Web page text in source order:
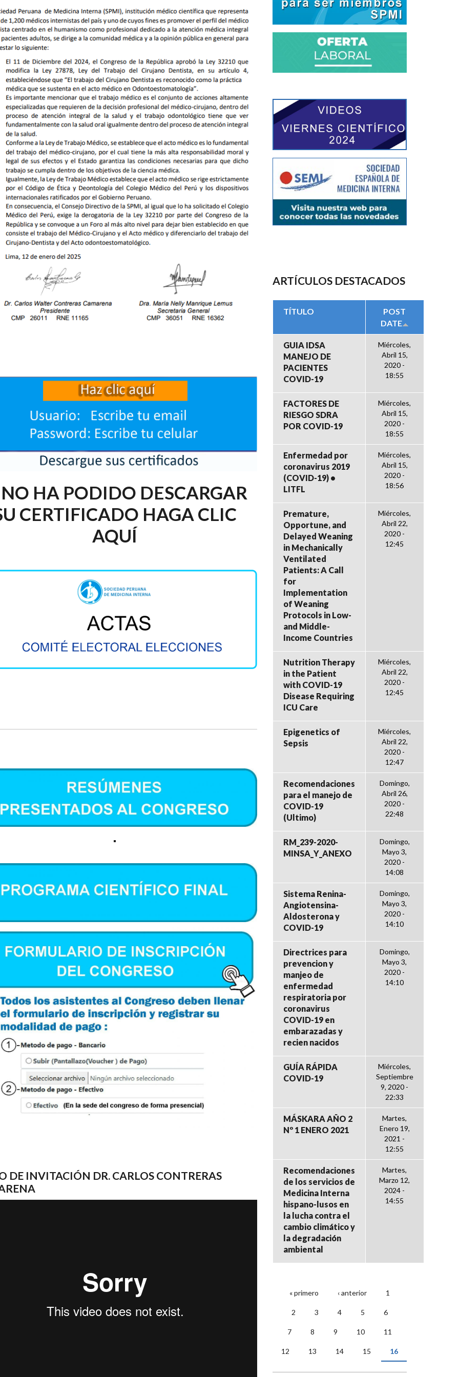
HA PODIDO DESCARGAR
CERTIFICADO HAGA CLIC
AQUÍ
DE INVITACIÓN DR. CARLOS CONTRERAS
ARTÍCULOS DESTACADOS
TÍTULO
POST
DATE
GUIA IDSA
MANEJO DE
PACIENTES
COVID-19
Miércoles,
Abril 15,
2020 -
18:55
FACTORES DE
RIESGO SDRA
POR COVID-19
Miércoles,
Abril 15,
2020 -
18:55
Enfermedad por
coronavirus 2019
(COVID-19) •
LITFL
Miércoles,
Abril 15,
2020 -
18:56
Premature,
Opportune, and
Delayed Weaning
in Mechanically
Ventilated
Patients: A Call
for
Implementation
of Weaning
Protocols in Low-
and Middle-
Income Countries
Miércoles,
Abril 22,
2020 -
12:45
Nutrition Therapy
in the Patient
with COVID-19
Disease Requiring
ICU Care
Miércoles,
Abril 22,
2020 -
12:45
Epigenetics of
Sepsis
Miércoles,
Abril 22,
2020 -
12:47
Recomendaciones
para el manejo de
COVID-19
(Ultimo)
Domingo,
Abril 26,
2020 -
22:48
RM_239-2020-
MINSA_Y_ANEXO
Domingo,
Mayo 3,
2020 -
14:08
Sistema Renina-
Angiotensina-
Aldosterona y
COVID-19
Domingo,
Mayo 3,
2020 -
14:10
Directrices para
prevencion y
manjeo de
enfermedad
respiratoria por
coronavirus
COVID-19 en
embarazadas y
recien nacidos
Domingo,
Mayo 3,
2020 -
14:10
GUÍA RÁPIDA
COVID-19
Miércoles,
Septiembre
9, 2020 -
22:33
MÁSKARA AÑO 2
Nº 1 ENERO 2021
Martes,
Enero 19,
2021 -
12:55
Recomendaciones
de los servicios de
Medicina Interna
hispano-lusos en
la lucha contra el
cambio climático y
la degradación
ambiental
Martes,
Marzo 12,
2024 -
14:55
PÁGINAS
« primero ‹ anterior 1
2 3 4 5 6
7 8 9 10 11
12 13 14 15 16